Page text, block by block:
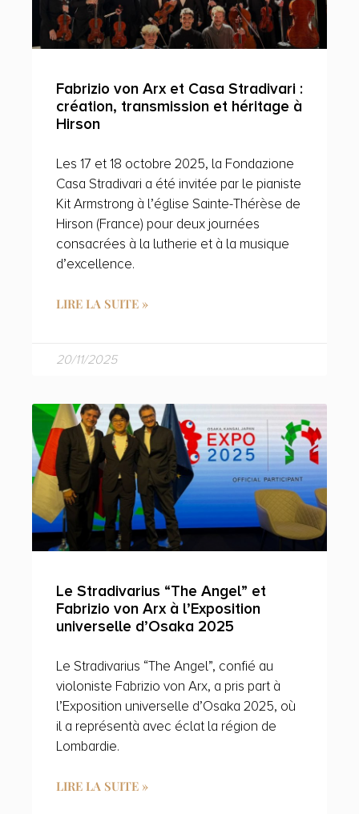
Fabrizio von Arx et Casa Stradivari :
création, transmission et héritage à
Hirson
Les 17 et 18 octobre 2025, la Fondazione
Casa Stradivari a été invitée par le pianiste
Kit Armstrong à l’église Sainte-Thérèse de
Hirson (France) pour deux journées
consacrées à la lutherie et à la musique
d’excellence.
LIRE LA SUITE »
20/11/2025
Le Stradivarius “The Angel” et
Fabrizio von Arx à l’Exposition
universelle d’Osaka 2025
Le Stradivarius “The Angel”, confié au
violoniste Fabrizio von Arx, a pris part à
l’Exposition universelle d’Osaka 2025, où
il a représentà avec éclat la région de
Lombardie.
LIRE LA SUITE »